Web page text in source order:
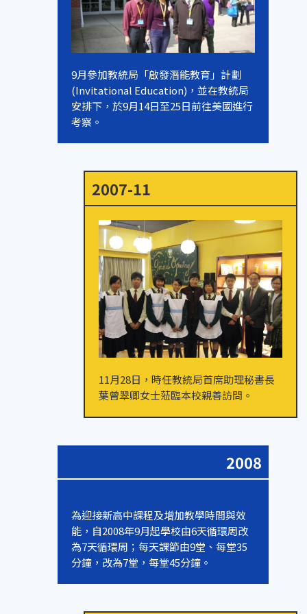
9月參加教統局「啟發潛能教育」計劃
(Invitational Education)，並在教統局
安排下，於9月14日至25日前往美國進行
考察。
2007-11
11月28日，時任教統局首席助理秘書長
葉曾翠卿女士蒞臨本校親善訪問。
2008
為迎接新高中課程及增加教學時間與效
能，自2008年9月起學校由6天循環周改
為7天循環周；每天課節由9堂、每堂35
分鐘，改為7堂，每堂45分鐘。